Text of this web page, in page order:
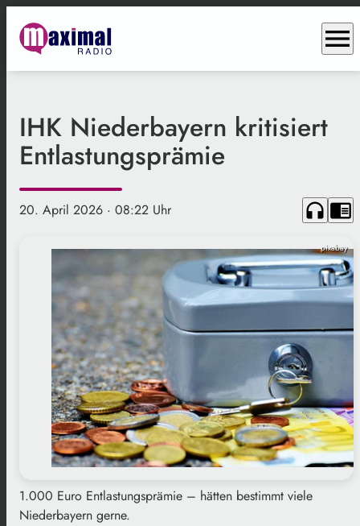
menu
IHK Niederbayern kritisiert
Entlastungsprämie
20. April 2026 · 08:22 Uhr headphones chrome_reader_mode
pixabay
1.000 Euro Entlastungsprämie – hätten bestimmt viele
Niederbayern gerne.